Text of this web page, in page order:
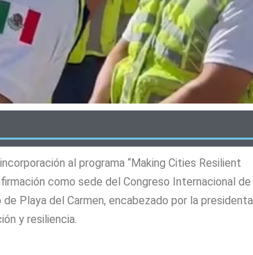
al programa “Making Cities Resilient
como sede del Congreso Internacional de
Playa del Carmen, encabezado por la presidenta
y resiliencia.